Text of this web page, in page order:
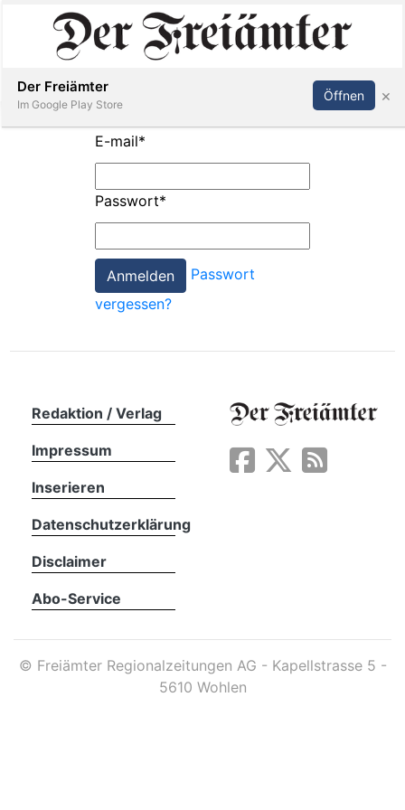
Paper
App
Inserieren Abonnieren Anmelden
E-mail*
Passwort*
Passwort
vergessen?
Redaktion / Verlag
Impressum
Inserieren
Datenschutzerklärung
Disclaimer
Abo-Service
© Freiämter Regionalzeitungen AG - Kapellstrasse 5 -
5610 Wohlen
Der Freiämter
Im Google Play Store
Öffnen ×